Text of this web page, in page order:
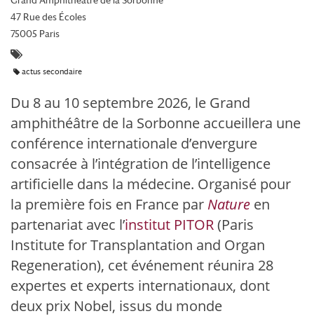
47 Rue des Écoles
75005 Paris
actus secondaire
Du 8 au 10 septembre 2026, le Grand
amphithéâtre de la Sorbonne accueillera une
conférence internationale d’envergure
consacrée à l’intégration de l’intelligence
artificielle dans la médecine. Organisé pour
la première fois en France par Nature en
partenariat avec l’institut PITOR(Paris
Institute for Transplantation and Organ
Regeneration), cet événement réunira 28
expertes et experts internationaux, dont
deux prix Nobel, issus du monde